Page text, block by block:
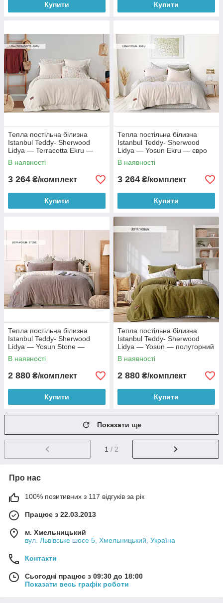
Купити Купити
Тепла постільна білизна
Istanbul Teddy- Sherwood
Lidya — Terracotta Ekru —
євро
В наявності
3 264 ₴/комплект
Купити
Тепла постільна білизна
Istanbul Teddy- Sherwood
Lidya — Yosun Ekru — євро
В наявності
3 264 ₴/комплект
Купити
Тепла постільна білизна
Istanbul Teddy- Sherwood
Lidya — Yosun Stone —
полуторний
В наявності
2 880 ₴/комплект
Купити
Тепла постільна білизна
Istanbul Teddy- Sherwood
Lidya — Yosun — полуторний
В наявності
2 880 ₴/комплект
Купити
Показати ще
1 / 2
Про нас
100% позитивних з 117 відгуків за рік
Працює з 22.03.2013
м. Хмельницький
вул. Львівське шосе 5, Хмельницький, Україна
Контакти
Сьогодні працює з 09:30 до 18:00
Показати весь графік роботи